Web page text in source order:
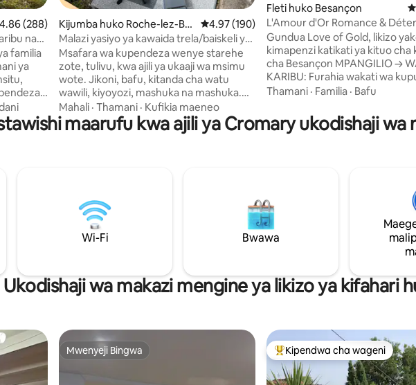
wa wastani wa 4.86 kati ya 5, tathmini 288
4.86 (288)
na
familia
ya
ya asili
cha
Karibu
Kijumba huko Roche-lez-Be
aupré
Ukadiriaji wa wastani wa 4.97 kati ya 5,
4.97 (190)
Malazi yasiyo ya kawaida trela/baiskeli ya
barabarani
Msafara wa kupendeza wenye starehe
zote, tulivu, kwa ajili ya ukaaji wa msimu
wote. Jikoni, bafu, kitanda cha watu
wawili, kiyoyozi, mashuka na mashuka.
Sehemu ya nje na uwanja wa pétanque.
Maegesho. Kuingia mwenyewe
kunawezekana. Ufikiaji wa moja kwa
baiskeli na kutembea. Maduka yote
muhimu kwenye eneo. Dakika 5 kutoka
Besançon. Mabwawa, maziwa ya karibu.
Kiamsha kinywa kinapatikana.
Mahali · Thamani · Kufikia maeneo
Fleti huko Besançon
L'Amour d'Or Romance &
Besançon
Gundua Love of Gold, likizo
kimapenzi katikati ya kituo cha
cha Besançon MPANGILIO → WA
KARIBU: Furahia wakati wa
katika ndege zetu binafsi za spa
ya kupumzika kama wanandoa.
MTARO WA KUJITEGEMEA:
AJILI YA TUKIO
KATIKA LOVE D'OR.
Thamani · Familia · Bafu
maarufu kwa ajili ya Cromary ukodishaji wa
Wi-Fi Bwawa
Ukodishaji wa makazi mengine ya likizo ya kifahari
Mwenyeji Bingwa
Mwenyeji Bingwa Kipendwa maarufu cha wageni
Kipendwa cha wageni